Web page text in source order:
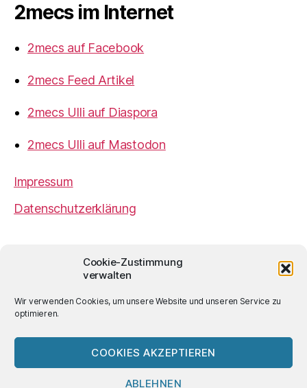
Cookie-Zustimmung
verwalten
Wir verwenden Cookies, um unsere Website und unseren Service zu
optimieren.
COOKIES AKZEPTIEREN
ABLEHNEN
2mecs im Internet
2mecs auf Facebook
2mecs Feed Artikel
2mecs Ulli auf Diaspora
2mecs Ulli auf Mastodon
Impressum
Datenschutzerklärung
Ulrich Würdemannist sofern nicht
anders angegeben lizenziert unter einer
Creative
Lizenz.